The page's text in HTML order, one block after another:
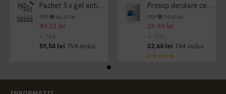
Pachet 5 x gel antibacterian 50ml si 3 x Servetele antibacteriene 48 buc Hygienium
PRP 66,43 lei
49,21 lei
+ TVA
59,54 lei TVA inclus
Prosop derulare centrala 1 pliu, 300 m Tork
PRP 34,65 lei
26,94 lei
+ TVA
32,60 lei TVA inclus